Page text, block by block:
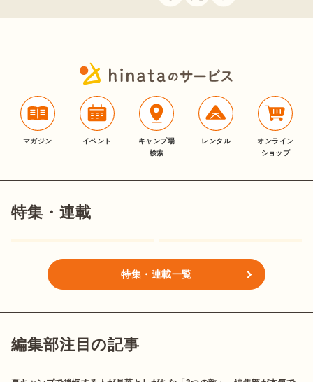
マガジン イベント
キャンプ場
検索
レンタル
オンライン
ショップ
特集・連載
特集・連載一覧
編集部注目の記事